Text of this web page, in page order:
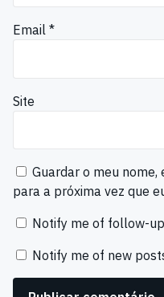
Email *
Site
Guardar o meu
para a próxima vez que
Notify me of follow-
Notify me of new